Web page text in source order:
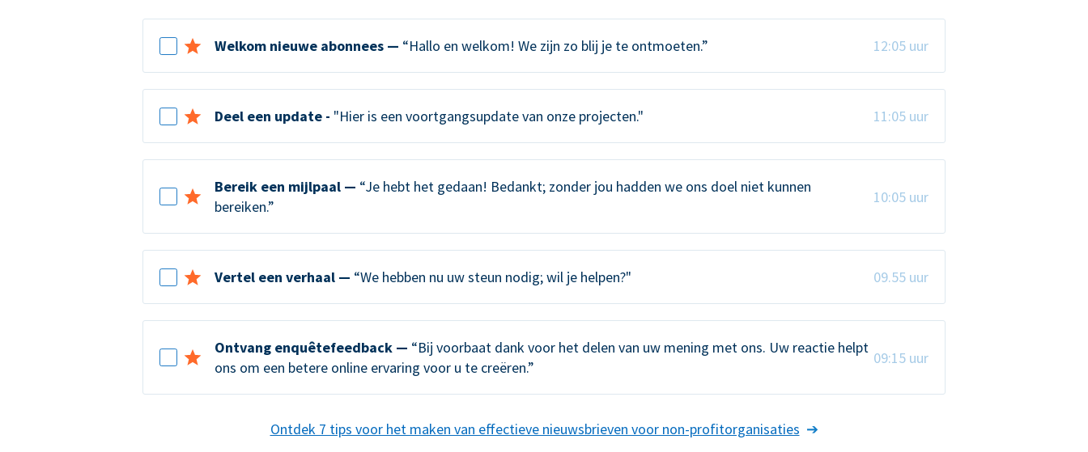
Welkom nieuwe abonnees — “Hallo en welkom! We zijn zo blij je te ontmoeten.” 12:05 uur
Deel een update - "Hier is een voortgangsupdate van onze projecten." 11:05 uur
Bereik een mijlpaal — “Je hebt het gedaan! Bedankt; zonder jou hadden we ons doel niet kunnen
bereiken.”
10:05 uur
Vertel een verhaal — “We hebben nu uw steun nodig; wil je helpen?" 09.55 uur
Ontvang enquêtefeedback — “Bij voorbaat dank voor het delen van uw mening met ons. Uw reactie helpt
ons om een betere online ervaring voor u te creëren.”
09:15 uur
Ontdek 7 tips voor het maken van effectieve nieuwsbrieven voor non-profitorganisaties